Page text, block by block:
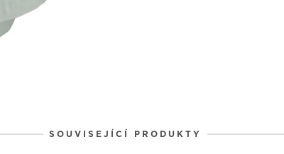
SOUVISEJÍCÍ PRODUKTY